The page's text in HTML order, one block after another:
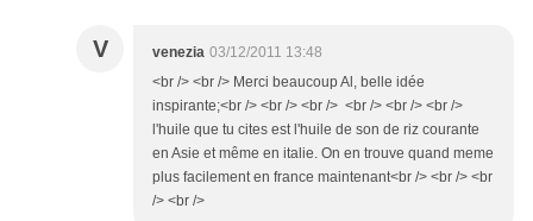
V venezia 03/12/2011 13:48
<br /> <br /> Merci beaucoup Al, belle idée
inspirante;<br /> <br /> <br /> <br /> <br /> <br />
l'huile que tu cites est l'huile de son de riz courante
en Asie et même en italie. On en trouve quand meme
plus facilement en france maintenant<br /> <br /> <br
/> <br />